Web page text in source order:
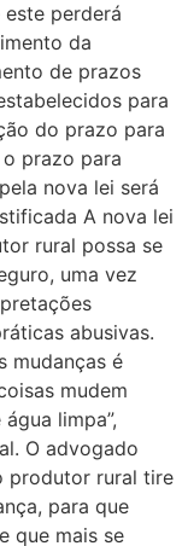
perderá
da
de prazos
para
do prazo para
prazo para
nova lei será
A nova lei
rural possa se
uma vez
abusivas.
mudanças é
mudem
limpa”,
O advogado
produtor rural tire
para que
que mais se